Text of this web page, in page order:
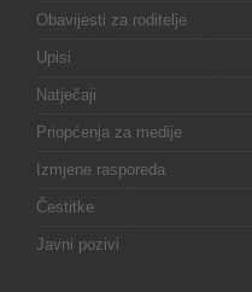
Obavijesti za roditelje
Upisi
Natječaji
Priopćenja za medije
Izmjene rasporeda
Čestitke
Javni pozivi